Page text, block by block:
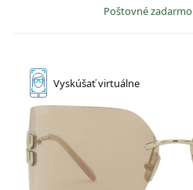
Poštovné zadarmo
Vyskúšaťvirtuálne